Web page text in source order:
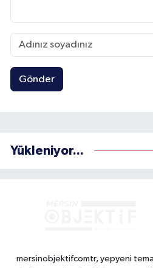
Gönder
Yükleniyor...
mersinobjektifcomtr, yepyeni